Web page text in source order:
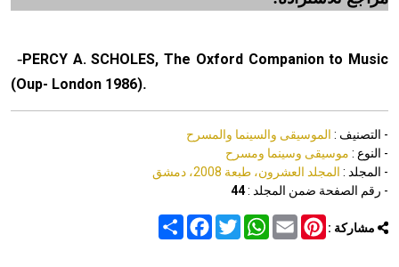
-PERCY A. SCHOLES, The Oxford Companion to Music
(Oup- London 1986).
- التصنيف : الموسيقى والسينما والمسرح
- النوع : موسيقى وسينما ومسرح
- المجلد : المجلد العشرون، طبعة 2008، دمشق
- رقم الصفحة ضمن المجلد :44
مشاركة : Share
FacebookTwitter
WhatsAppEmail
Pinterest